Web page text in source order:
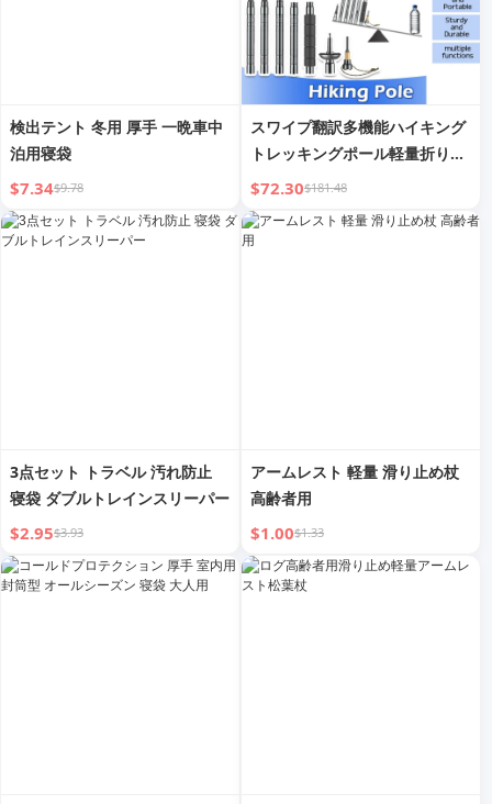
検出テント 冬用 厚手 一晩車中
泊用寝袋
$7.34$9.78
スワイプ翻訳多機能ハイキング
トレッキングポール軽量折りた
たみ式杖
$72.30$181.48
3点セット トラベル 汚れ防止
寝袋 ダブルトレインスリーパー
$2.95$3.93
アームレスト 軽量 滑り止め杖
高齢者用
$1.00$1.33